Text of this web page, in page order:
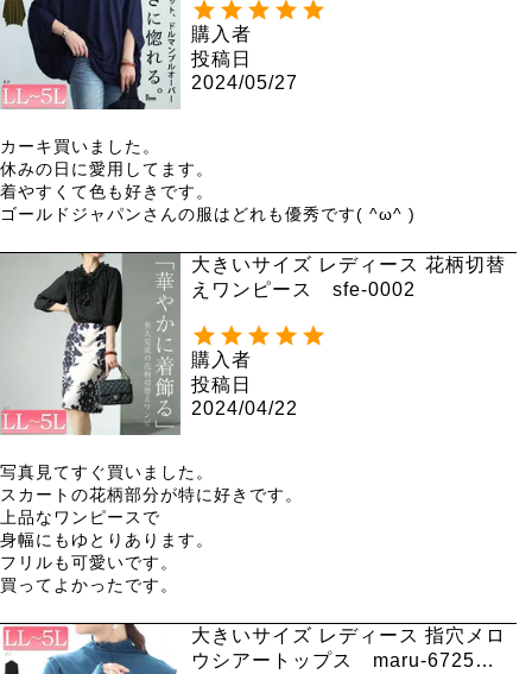
購入者
投稿日
2024/05/27
カーキ買いました。
休みの日に愛用してます。
着やすくて色も好きです。
ゴールドジャパンさんの服はどれも優秀です( ^ω^ )
大きいサイズ レディース 花柄切替
えワンピース sfe-0002
購入者
投稿日
2024/04/22
写真見てすぐ買いました。
スカートの花柄部分が特に好きです。
上品なワンピースで
身幅にもゆとりあります。
フリルも可愛いです。
買ってよかったです。
大きいサイズ レディース 指穴メロ
ウシアートップス maru-6725